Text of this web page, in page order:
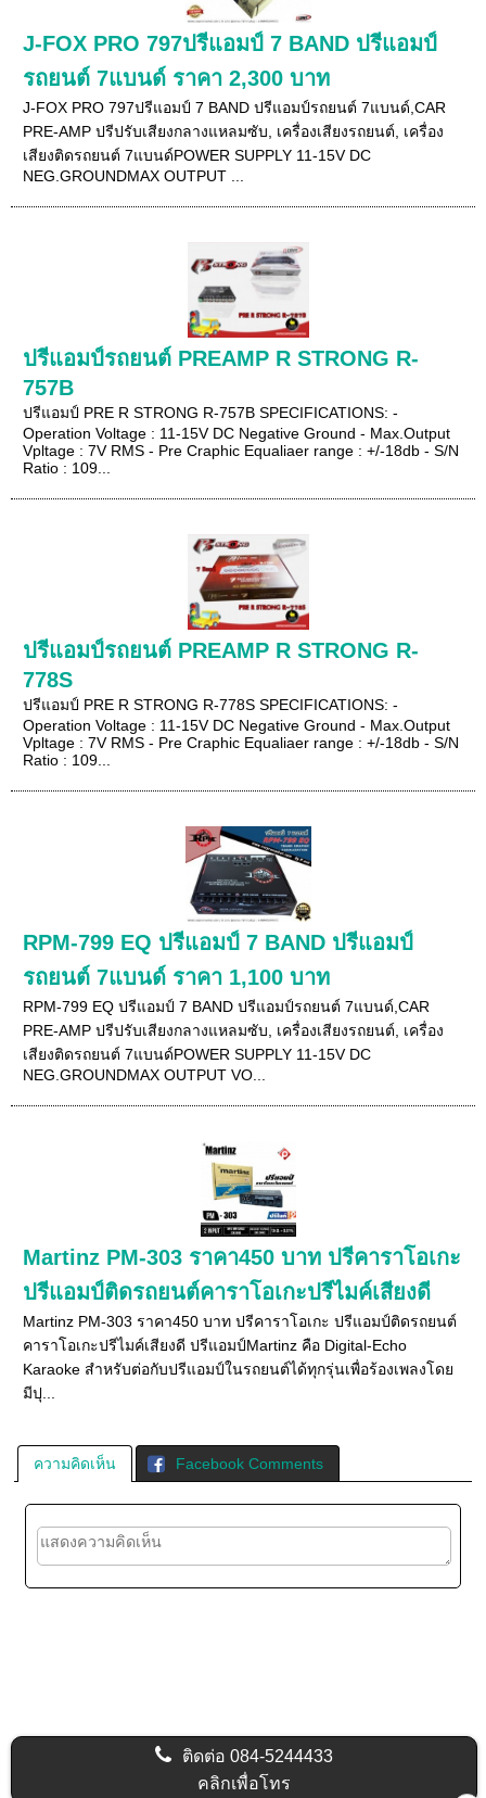
J-FOX PRO 797ปรีแอมป์ 7 BAND ปรีแอมป์
รถยนต์ 7แบนด์ ราคา 2,300 บาท
J-FOX PRO 797ปรีแอมป์ 7 BAND ปรีแอมป์รถยนต์ 7แบนด์,CAR
PRE-AMP ปรีปรับเสียงกลางแหลมซับ, เครื่องเสียงรถยนต์, เครื่อง
เสียงติดรถยนต์ 7แบนด์POWER SUPPLY 11-15V DC
NEG.GROUNDMAX OUTPUT ...
ปรีแอมป์รถยนต์ PREAMP R STRONG R-
757B
ปรีแอมป์ PRE R STRONG R-757B SPECIFICATIONS: -
Operation Voltage : 11-15V DC Negative Ground - Max.Output
Vpltage : 7V RMS - Pre Craphic Equaliaer range : +/-18db - S/N
Ratio : 109...
ปรีแอมป์รถยนต์ PREAMP R STRONG R-
778S
ปรีแอมป์ PRE R STRONG R-778S SPECIFICATIONS: -
Operation Voltage : 11-15V DC Negative Ground - Max.Output
Vpltage : 7V RMS - Pre Craphic Equaliaer range : +/-18db - S/N
Ratio : 109...
RPM-799 EQ ปรีแอมป์ 7 BAND ปรีแอมป์
รถยนต์ 7แบนด์ ราคา 1,100 บาท
RPM-799 EQ ปรีแอมป์ 7 BAND ปรีแอมป์รถยนต์ 7แบนด์,CAR
PRE-AMP ปรีปรับเสียงกลางแหลมซับ, เครื่องเสียงรถยนต์, เครื่อง
เสียงติดรถยนต์ 7แบนด์POWER SUPPLY 11-15V DC
NEG.GROUNDMAX OUTPUT VO...
Martinz PM-303 ราคา450 บาท ปรีคาราโอเกะ
ปรีแอมป์ติดรถยนต์คาราโอเกะปรีไมค์เสียงดี
Martinz PM-303 ราคา450 บาท ปรีคาราโอเกะ ปรีแอมป์ติดรถยนต์
คาราโอเกะปรีไมค์เสียงดี ปรีแอมป์Martinz คือ Digital-Echo
Karaoke สำหรับต่อกับปรีแอมป์ในรถยนต์ได้ทุกรุ่นเพื่อร้องเพลงโดย
มีปุ...
ความคิดเห็น Facebook Comments
ติดต่อ 084-5244433
คลิกเพื่อโทร